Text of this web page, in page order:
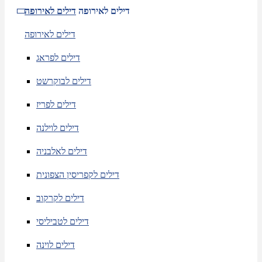
דילים לאירופה דילים לאירופה
דילים לאירופה
דילים לפראג
דילים לבוקרשט
דילים לפריז
דילים לוילנה
דילים לאלבניה
דילים לקפריסין הצפונית
דילים לקרקוב
דילים לטביליסי
דילים לוינה